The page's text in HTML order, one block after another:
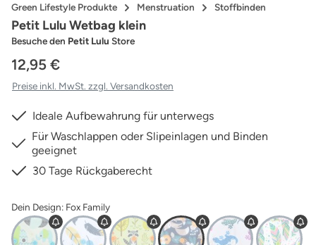
Green Lifestyle Produkte Menstruation Stoffbinden
Petit Lulu Wetbag klein
Besuche den Petit Lulu Store
12,95 €
Preise inkl. MwSt. zzgl. Versandkosten
Ideale Aufbewahrung für unterwegs
Für Waschlappen oder Slipeinlagen und Binden
geeignet
30 Tage Rückgaberecht
Dein Design: Fox Family